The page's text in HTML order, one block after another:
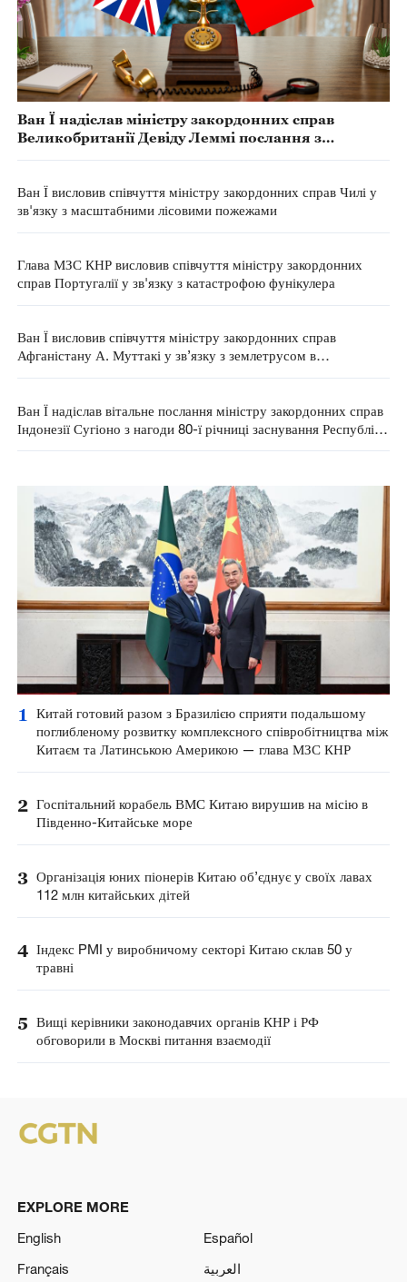
Ван Ї надіслав міністру закордонних справ
Великобританії Девіду Леммі послання з
авіалайнера
Ван Ї висловив співчуття міністру закордонних справ Чилі у
зв'язку з масштабними лісовими пожежами
Глава МЗС КНР висловив співчуття міністру закордонних
справ Португалії у зв'язку з катастрофою фунікулера
Ван Ї висловив співчуття міністру закордонних справ
Афганістану А. Муттакі у зв’язку з землетрусом в
Ван Ї надіслав вітальне послання міністру закордонних справ
Індонезії Сугіоно з нагоди 80-ї річниці заснування Республіки
1
Китай готовий разом з Бразилією сприяти подальшому
поглибленому розвитку комплексного співробітництва між
Китаєм та Латинською Америкою — глава МЗС КНР
2 Госпітальний корабель ВМС Китаю вирушив на місію в
Південно-Китайське море
3 Організація юних піонерів Китаю об’єднує у своїх лавах
112 млн китайських дітей
4 Індекс PMI у виробничому секторі Китаю склав 50 у
травні
5 Вищі керівники законодавчих органів КНР і РФ
обговорили в Москві питання взаємодії
EXPLORE MORE
English
Español
Français
العربية